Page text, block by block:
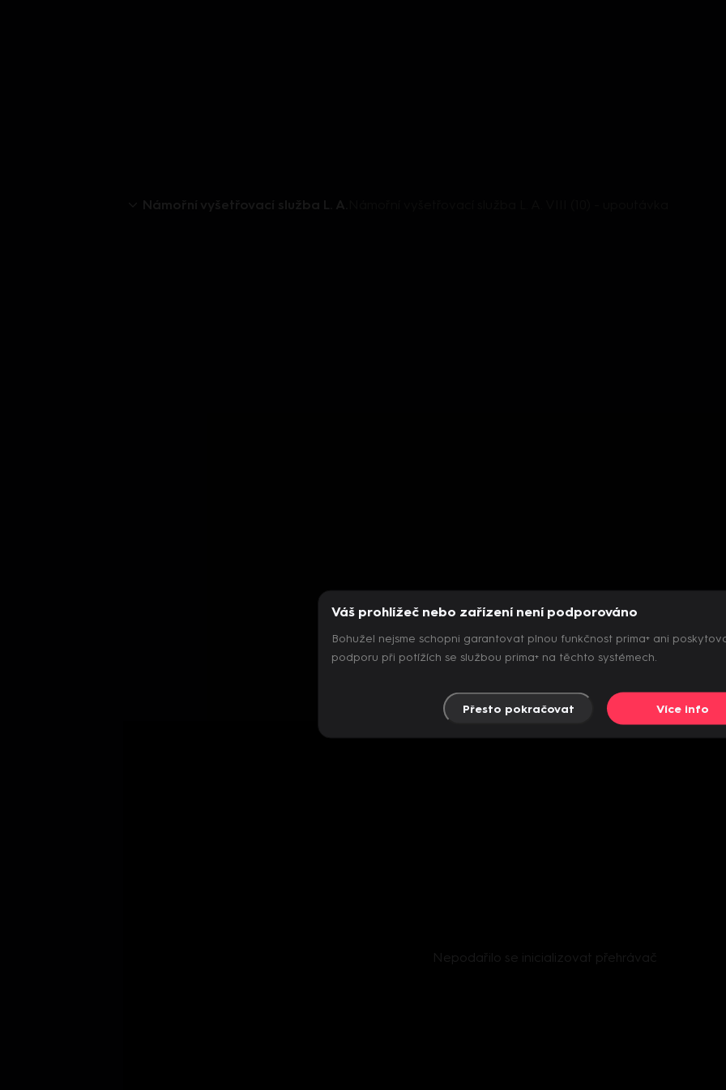
Nepodařilo se inicializovat přehrávač
Váš prohlížeč nebo zařízení není podporováno
Bohužel nejsme schopni garantovat plnou funkčnost prima+ ani
podporu při potížích se službou prima+ na těchto systémech.
Přesto pokračovat Více info